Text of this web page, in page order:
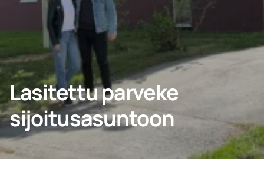
Ammattilaisille
Yritys
Ota yhteyttä
PYYDÄ TARJOUS
Lasitettu parveke
sijoitusasuntoon